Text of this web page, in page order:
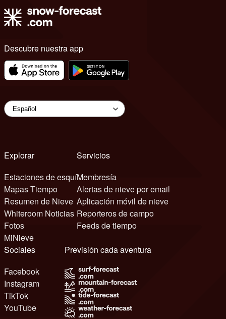
Descubre nuestra app
Explorar
Estaciones de esquí
Mapas Tiempo
Resumen de Nieve
Whiteroom Noticias
Fotos
MiNieve
Servicios
Membresía
Alertas de nieve por email
Aplicación móvil de nieve
Reporteros de campo
Feeds de tiempo
Sociales
Facebook
Instagram
TikTok
YouTube
Previsión cada aventura